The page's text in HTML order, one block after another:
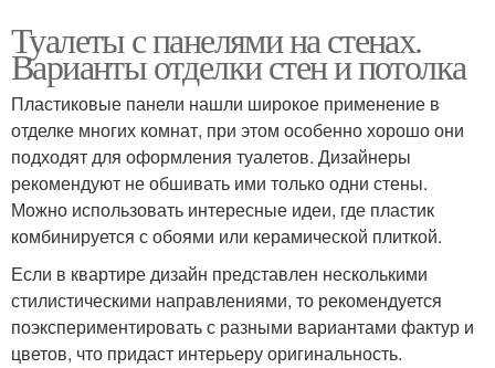
Туалеты с панелями на стенах.
Варианты отделки стен и потолка
Пластиковые панели нашли широкое применение в
отделке многих комнат, при этом особенно хорошо они
подходят для оформления туалетов. Дизайнеры
рекомендуют не обшивать ими только одни стены.
Можно использовать интересные идеи, где пластик
комбинируется с обоями или керамической плиткой.
Если в квартире дизайн представлен несколькими
стилистическими направлениями, то рекомендуется
поэкспериментировать с разными вариантами фактур и
цветов, что придаст интерьеру оригинальность.